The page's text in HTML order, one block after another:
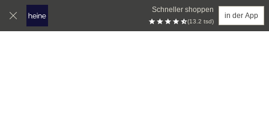
Schneller shoppen
(13.2 tsd)
in der App